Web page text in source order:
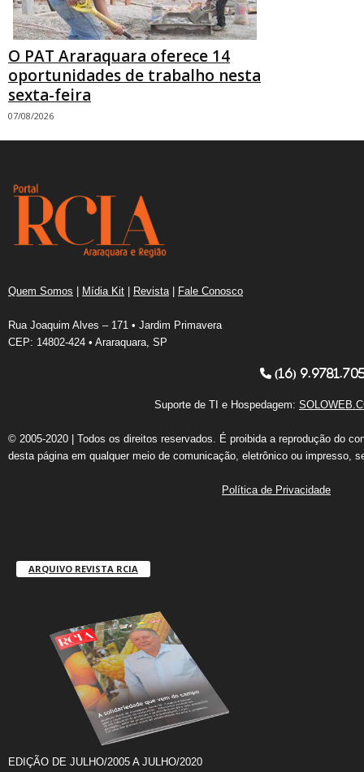
O PAT Araraquara oferece 14
oportunidades de trabalho nesta
sexta-feira
07/08/2026
Quem Somos | Mídia Kit | Revista | Fale Conosco
Rua Joaquim Alves – 171 • Jardim Primavera
CEP: 14802-424 • Araraquara, SP
(16)
Suporte de TI e Hospedagem:
© 2005-2020 | Todos os direitos reservados. É proibida a reprodução do
desta página em qualquer meio de comunicação, eletrônico ou impresso,
Política de Privacidade
ARQUIVO REVISTA RCIA
EDIÇÃO DE JULHO/2005 A JULHO/2020